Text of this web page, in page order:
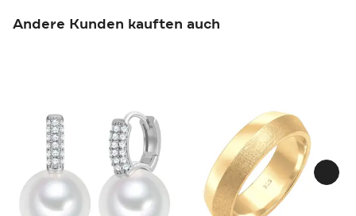
Andere Kunden kauften auch